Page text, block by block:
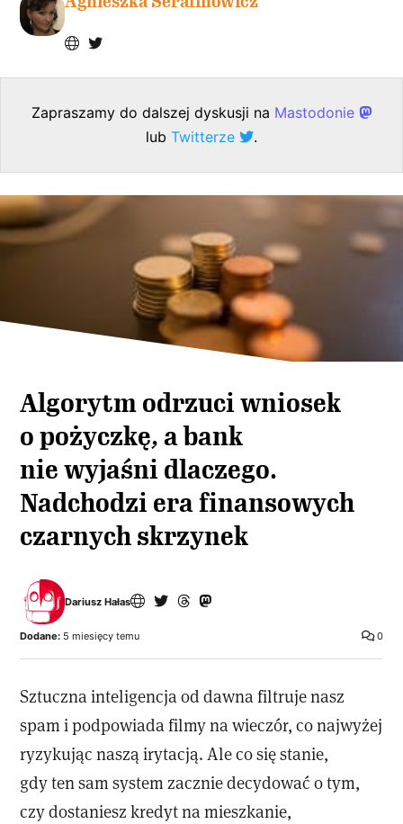
Zapraszamy do dalszej dyskusji na Mastodonie
lub Twitterze .
Algorytm odrzuci wniosek
o pożyczkę, a bank
nie wyjaśni dlaczego.
Nadchodzi era finansowych
czarnych skrzynek
Dariusz Hałas
0
Dodane: 5 miesięcy temu
Sztuczna inteligencja od dawna filtruje nasz
spam i podpowiada filmy na wieczór, co najwyżej
ryzykując naszą irytacją. Ale co się stanie,
gdy ten sam system zacznie decydować o tym,
czy dostaniesz kredyt na mieszkanie,